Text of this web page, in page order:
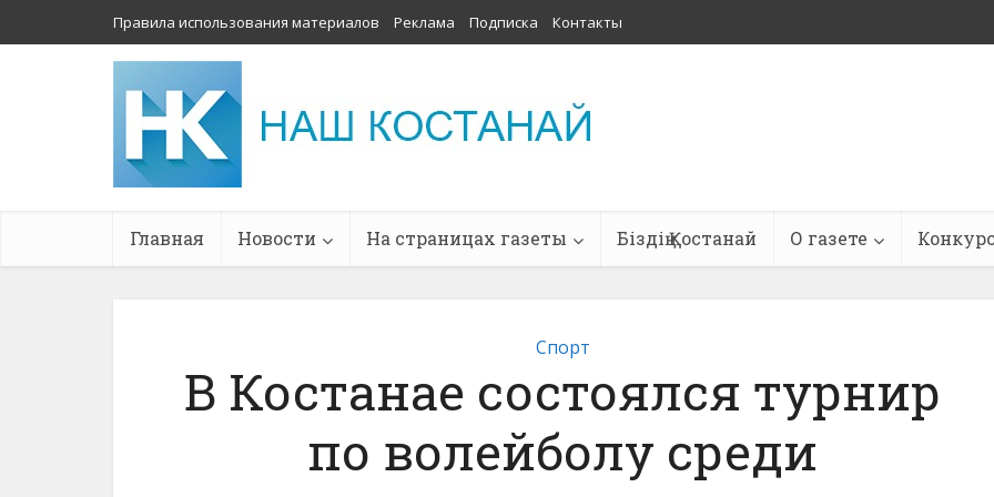
Правила использования материалов Реклама Подписка Контакты
Главная Новости На страницах газеты Біздің Қостанай О газете
Спорт
В Костанае состоялся турнир
по волейболу среди